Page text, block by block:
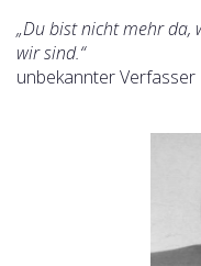
„Du bist nicht mehr da,
wir sind.“
unbekannter Verfasser